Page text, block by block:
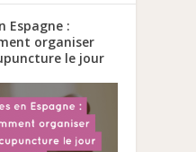
Espagne :
organiser
le jour